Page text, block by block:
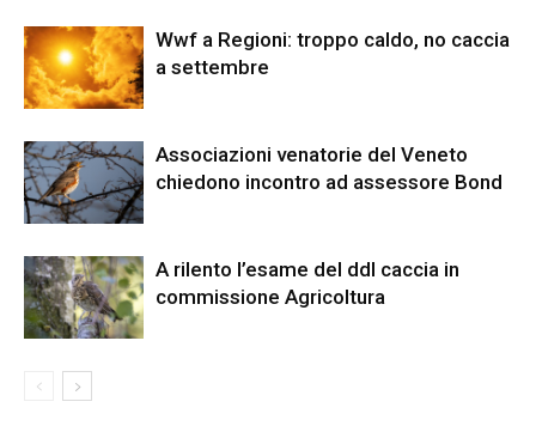
Wwf a Regioni: troppo caldo, no caccia
a settembre
Associazioni venatorie del Veneto
chiedono incontro ad assessore Bond
A rilento l’esame del ddl caccia in
commissione Agricoltura